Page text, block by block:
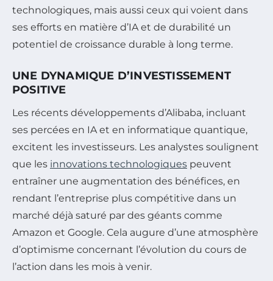
technologiques, mais aussi ceux qui voient dans
ses efforts en matière d’IA et de durabilité un
potentiel de croissance durable à long terme.
UNE DYNAMIQUE D’INVESTISSEMENT
POSITIVE
Les récents développements d’Alibaba, incluant
ses percées en IA et en informatique quantique,
excitent les investisseurs. Les analystes soulignent
que les innovations technologiques peuvent
entraîner une augmentation des bénéfices, en
rendant l’entreprise plus compétitive dans un
marché déjà saturé par des géants comme
Amazon et Google. Cela augure d’une atmosphère
d’optimisme concernant l’évolution du cours de
l’action dans les mois à venir.